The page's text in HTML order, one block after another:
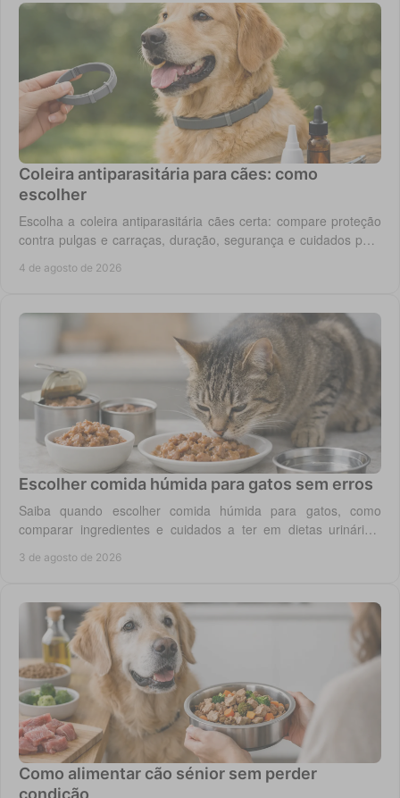
Coleira antiparasitária para cães: como
escolher
Escolha a coleira antiparasitária cães certa: compare proteção
contra pulgas e carraças, duração, segurança e cuidados para
4 de agosto de 2026
Escolher comida húmida para gatos sem erros
Saiba quando escolher comida húmida para gatos, como
comparar ingredientes e cuidados a ter em dietas urinárias,
3 de agosto de 2026
Como alimentar cão sénior sem perder
condição